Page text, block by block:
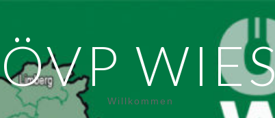
ÖVP WIES
Willkommen